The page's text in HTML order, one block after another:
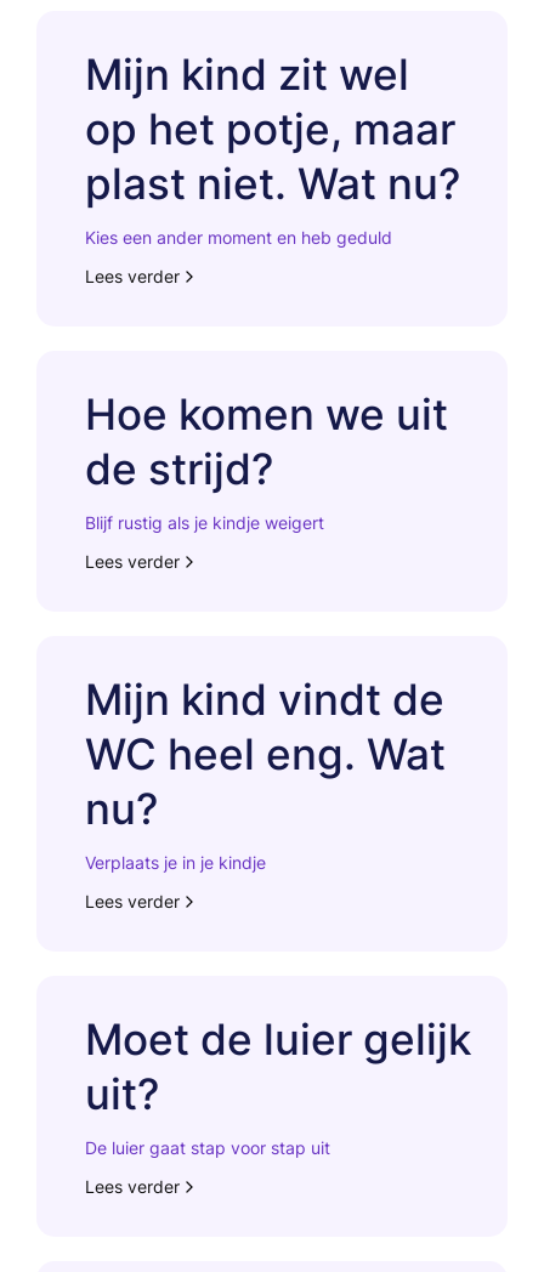
Mijn kind zit wel
op het potje, maar
plast niet. Wat nu?
Kies een ander moment en heb geduld
Lees verder
Hoe komen we uit
de strijd?
Blijf rustig als je kindje weigert
Lees verder
Mijn kind vindt de
WC heel eng. Wat
nu?
Verplaats je in je kindje
Lees verder
Moet de luier gelijk
uit?
De luier gaat stap voor stap uit
Lees verder